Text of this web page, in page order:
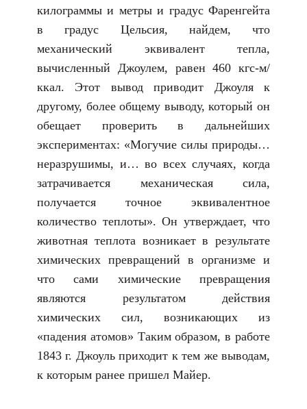
килограммы и метры и градус Фаренгейта
в градус Цельсия, найдем, что
механический эквивалент тепла,
вычисленный Джоулем, равен 460 кгс-м/
ккал. Этот вывод приводит Джоуля к
другому, более общему выводу, который он
обещает проверить в дальнейших
экспериментах: «Могучие силы природы…
неразрушимы, и… во всех случаях, когда
затрачивается механическая сила,
получается точное эквивалентное
количество теплоты». Он утверждает, что
животная теплота возникает в результате
химических превращений в организме и
что сами химические превращения
являются результатом действия
химических сил, возникающих из
«падения атомов» Таким образом, в работе
1843 г. Джоуль приходит к тем же выводам,
к которым ранее пришел Майер.